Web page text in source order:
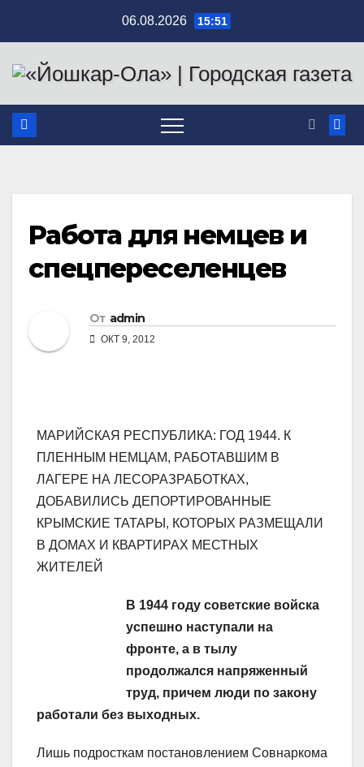
содержимому
06.08.2026 15:51
Работа для немцев и
спецпереселенцев
От admin
ОКТ 9, 2012
МАРИЙСКАЯ РЕСПУБЛИКА: ГОД 1944. К
ПЛЕННЫМ НЕМЦАМ, РАБОТАВШИМ В
ЛАГЕРЕ НА ЛЕСОРАЗРАБОТКАХ,
ДОБАВИЛИСЬ ДЕПОРТИРОВАННЫЕ
КРЫМСКИЕ ТАТАРЫ, КОТОРЫХ РАЗМЕЩАЛИ
В ДОМАХ И КВАРТИРАХ МЕСТНЫХ
ЖИТЕЛЕЙ
В 1944 году советские войска
успешно наступали на
фронте, а в тылу
продолжался напряженный
труд, причем люди по закону
работали без выходных.
Лишь подросткам постановлением Совнаркома